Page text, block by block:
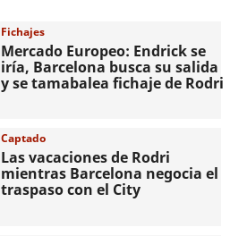
Fichajes
Mercado Europeo: Endrick se
iría, Barcelona busca su salida
y se tamabalea fichaje de Rodri
Captado
Las vacaciones de Rodri
mientras Barcelona negocia el
traspaso con el City